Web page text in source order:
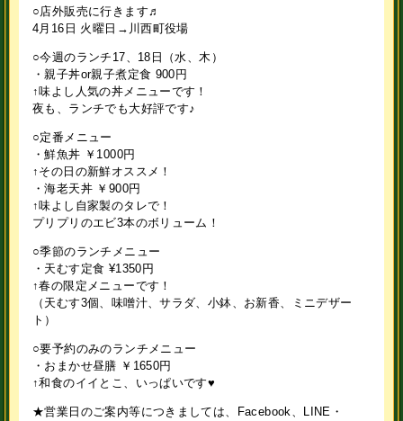
○店外販売に行きます♬
4月16日 火曜日→川西町役場
○今週のランチ17、18日（水、木）
・親子丼or親子煮定食 900円
↑味よし人気の丼メニューです！
夜も、ランチでも大好評です♪
○定番メニュー
・鮮魚丼 ￥1000円
↑その日の新鮮オススメ！
・海老天丼 ￥900円
↑味よし自家製のタレで！
プリプリのエビ3本のボリューム！
○季節のランチメニュー
・天むす定食 ¥1350円
↑春の限定メニューです！
（天むす3個、味噌汁、サラダ、小鉢、お新香、ミニデザー
ト）
○要予約のみのランチメニュー
・おまかせ昼膳 ￥1650円
↑和食のイイとこ、いっぱいです♥
★営業日のご案内等につきましては、Facebook、LINE・